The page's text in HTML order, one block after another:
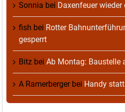
Sonnia bei Daxenfeuer wieder
fish bei Rotter
gesperrt
Bitz bei Ab Montag: Baustelle
A Ramerbergerbei Handy